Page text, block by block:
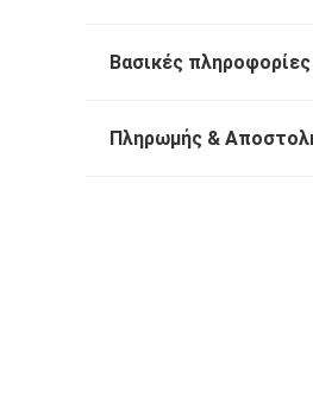
Βασικές πληροφορίες
Πληρωμής &